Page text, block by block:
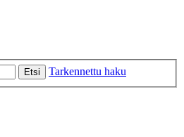
Etsi
Tarkennettu haku